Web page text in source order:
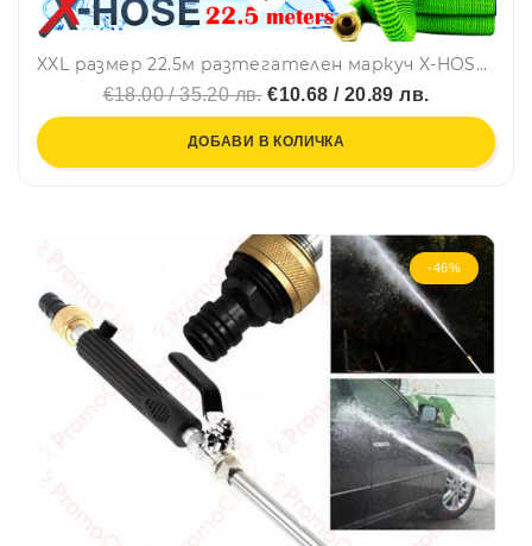
XXL размер 22.5м разтегателен маркуч X-HOSE с накрайник-пръскачка на топ цена
€18.00 / 35.20 лв.€10.68 / 20.89 лв.
ДОБАВИ В КОЛИЧКА
-46%